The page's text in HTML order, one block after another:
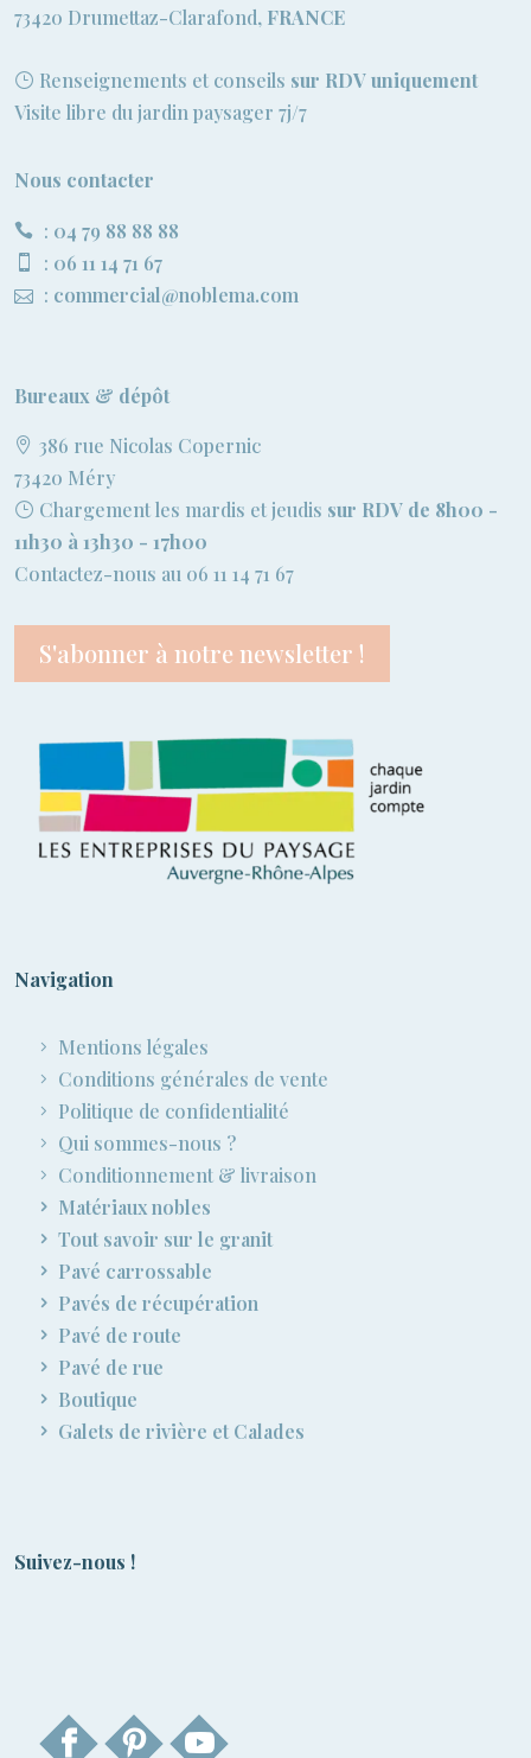
73420 Drumettaz-Clarafond, FRANCE
Renseignements et conseils sur RDV uniquement
Visite libre du jardin paysager 7j/7
Nous contacter
: 04 79 88 88 88
: 06 11 14 71 67
: commercial@noblema.com
Bureaux & dépôt
386 rue Nicolas Copernic
73420 Méry
Chargement les mardis et jeudis sur RDV de 8h00 -
11h30 à 13h30 - 17h00
Contactez-nous au 06 11 14 71 67
S'abonner à notre newsletter !
Navigation
Mentions légales
Conditions générales de vente
Politique de confidentialité
Qui sommes-nous ?
Conditionnement & livraison
Matériaux nobles
Tout savoir sur le granit
Pavé carrossable
Pavés de récupération
Pavé de route
Pavé de rue
Boutique
Galets de rivière et Calades
Suivez-nous !